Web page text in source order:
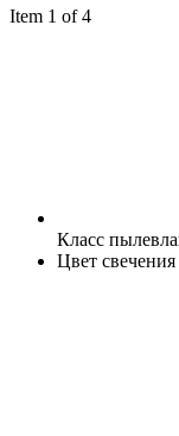
Item 1 of 4
Класс
Цвет свечения